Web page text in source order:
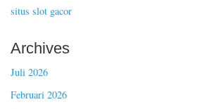
situs slot gacor
Archives
Juli 2026
Februari 2026